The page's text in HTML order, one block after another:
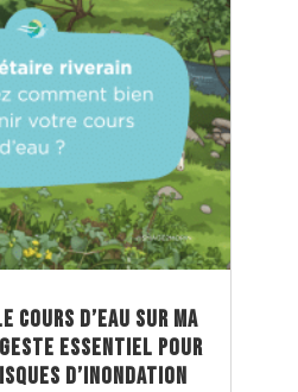
cours d’eau sur ma
essentiel pour
d’inondation